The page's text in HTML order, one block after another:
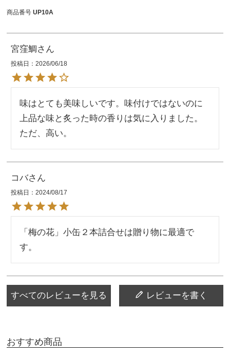
商品番号 UP10A
宮窪鯛
投稿日 2026/06/18
味はとても美味しいです。味付けではないのに
上品な味と炙った時の香りは気に入りました。
ただ、高い。
コバ
投稿日 2024/08/17
「梅の花」小缶２本詰合せは贈り物に最適で
す。
すべてのレビューを見る レビューを書く
おすすめ商品